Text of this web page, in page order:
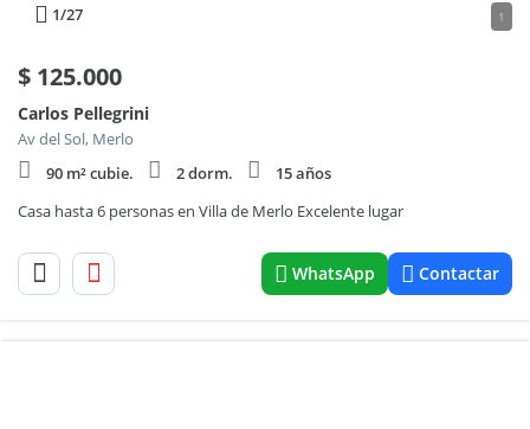
1/27 1
$ 125.000
Carlos Pellegrini
Av del Sol, Merlo
90 m² cubie.
2 dorm.
15 años
Casa hasta 6 personas en Villa de Merlo Excelente lugar
WhatsApp Contactar